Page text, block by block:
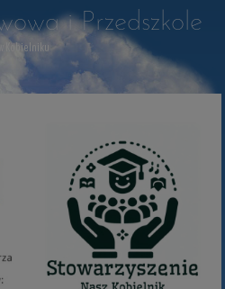
i Przedszkole
w Kobielniku